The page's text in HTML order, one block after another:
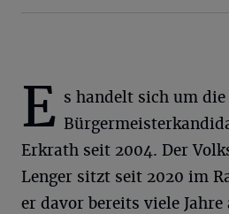
E s handelt sich um die
Erkrath seit 2004. Der
Lenger sitzt seit 2020 im
er davor bereits viele